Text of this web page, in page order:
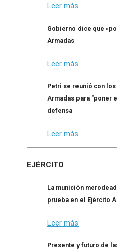
Leer más
Gobierno dice que
Armadas
Leer más
Petri se reunió con
Armadas para "poner
defensa
Leer más
EJÉRCITO
La munición
prueba en el Ejército
Leer más
Presente y futuro de